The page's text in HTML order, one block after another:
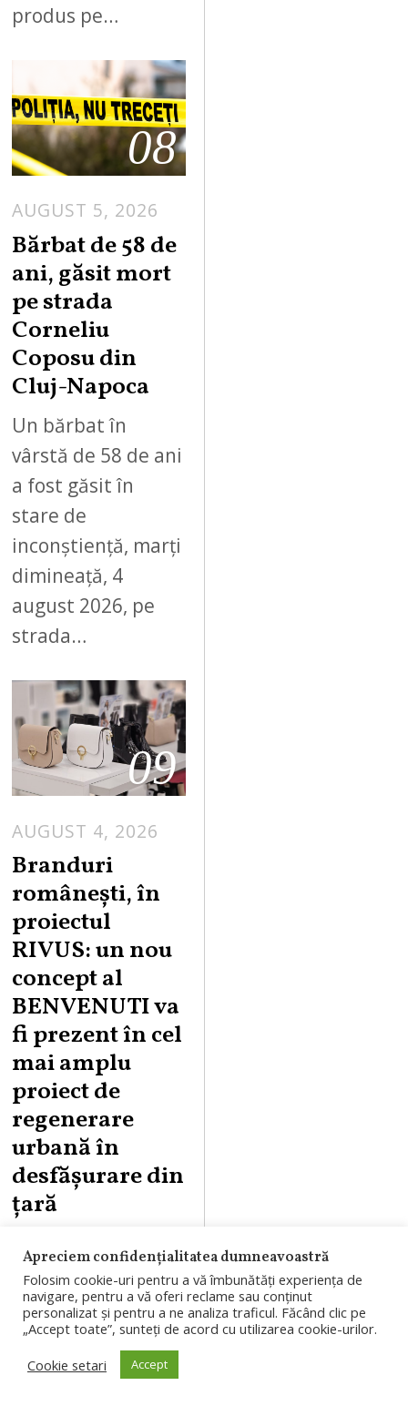
produs pe…
08
AUGUST 5, 2026
Bărbat de 58 de
ani, găsit mort
pe strada
Corneliu
Coposu din
Cluj-Napoca
Un bărbat în
vârstă de 58 de ani
a fost găsit în
stare de
inconștiență, marți
dimineață, 4
august 2026, pe
strada…
09
AUGUST 4, 2026
Branduri
românești, în
proiectul
RIVUS: un nou
concept al
BENVENUTI va
fi prezent în cel
mai amplu
proiect de
regenerare
urbană în
desfășurare din
țară
Cea mai mare
suprafață de
shopping din țară
(142.000 mp),
peste 400 de
Apreciem confidențialitatea dumneavoastră
Folosim cookie-uri pentru a vă îmbunătăți experiența de
navigare, pentru a vă oferi reclame sau conținut
personalizat și pentru a ne analiza traficul. Făcând clic pe
„Accept toate”, sunteți de acord cu utilizarea cookie-urilor.
Cookie setari
Accept